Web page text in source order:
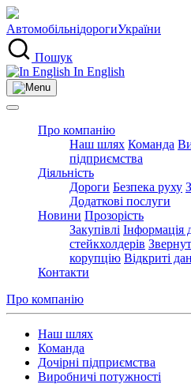
АвтомобільнідорогиУкраїни
Пошук
In English
Про компанію
Наш шлях Команда
підприємства
Діяльність
Дороги Безпека руху
Додаткові послуги
Новини Прозорість
Закупівлі Інформація
стейкхолдерів
корупцію Відкриті
Контакти
Про компанію
Наш шлях
Команда
Дочірні підприємства
Виробничі потужності